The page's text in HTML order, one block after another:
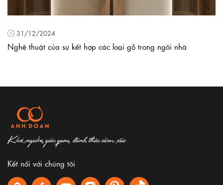
31/12/2024
Nghệ thuật của sự kết hợp các loại gỗ trong ngôi nhà
Khơi nguồn giác quan, đánh thức cảm xúc
Kết nối với chúng tôi